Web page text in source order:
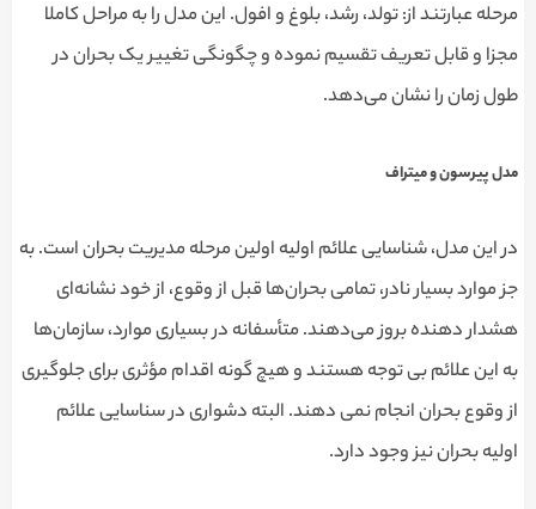
مرحله عبارتند از: تولد، رشد، بلوغ و افول. این مدل را به مراحل کاملا
مجزا و قابل تعریف تقسیم نموده و چگونگی تغییر یک بحران در
طول زمان را نشان می‌دهد.
مدل پیرسون و میتراف
در این مدل، شناسایی علائم اولیه اولین مرحله مدیریت بحران است. به
جز موارد بسیار نادر، تمامی بحران‌‌ها قبل از وقوع، از خود نشانه‌ای
هشدار دهنده بروز می‌دهند. متأسفانه در بسیاری موارد، سازمان‌‌ها
به این علائم بی توجه هستند و هیچ گونه اقدام مؤثری برای جلوگیری
از وقوع بحران انجام نمی دهند. البته دشواری در سناسایی علائم
اولیه بحران نیز وجود دارد.